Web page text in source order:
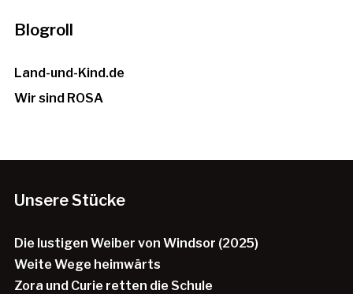
Blogroll
Land-und-Kind.de
Wir sind ROSA
Unsere Stücke
Die lustigen Weiber von Windsor (2025)
Weite Wege heimwärts
Zora und Curie retten die Schule